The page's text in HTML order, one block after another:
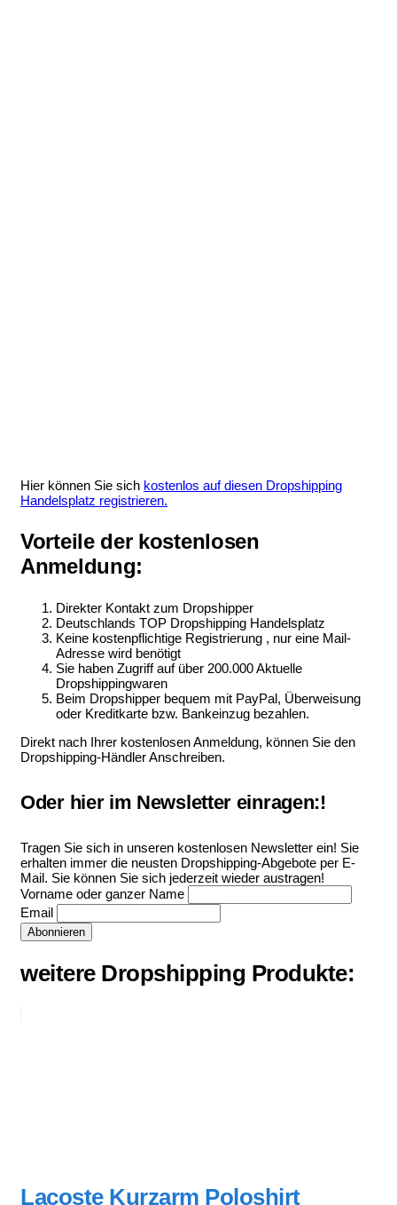
Hier können Sie sich kostenlos auf diesen Dropshipping
Handelsplatz registrieren.
Vorteile der kostenlosen
Anmeldung:
Direkter Kontakt zum Dropshipper
Deutschlands TOP Dropshipping Handelsplatz
Keine kostenpflichtige Registrierung , nur eine Mail-
Adresse wird benötigt
Sie haben Zugriff auf über 200.000 Aktuelle
Dropshippingwaren
Beim Dropshipper bequem mit PayPal, Überweisung
oder Kreditkarte bzw. Bankeinzug bezahlen.
Direkt nach Ihrer kostenlosen Anmeldung, können Sie den
Dropshipping-Händler Anschreiben.
Oder hier im Newsletter einragen:!
Tragen Sie sich in unseren kostenlosen Newsletter ein! Sie
erhalten immer die neusten Dropshipping-Abgebote per E-
Mail. Sie können Sie sich jederzeit wieder austragen!
Vorname oder ganzer Name
Email
weitere Dropshipping Produkte:
Lacoste Kurzarm Poloshirt